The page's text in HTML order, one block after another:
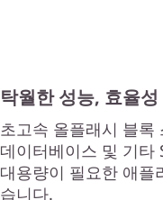
탁월한 성능, 효율
초고속 올플래시 블록
데이터베이스 및 기타
대용량이 필요한 애플
습니다.